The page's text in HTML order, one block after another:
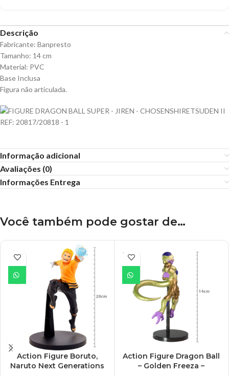
Descrição
Fabricante: Banpresto
Tamanho: 14 cm
Material: PVC
Base Inclusa
Figura não articulada.
Informação adicional
Avaliações (0)
Informações Entrega
Você também pode gostar de…
Action Figure Boruto,
Naruto Next Generations
ESGO
TADO
Action Figure Dragon Ball
– Golden Freeza –